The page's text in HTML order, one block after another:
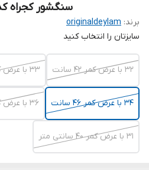
سنگشور کجراه کد
برند: originaldeylam
سایزتان را انتخاب کنید
۳۲ با عرض کمر ۴۲ سانت ۳۳ با عرض کمر ۴۴ سانت
۳۴ با عرض کمر ۴۶ سانت ۳۶ با عرض کمر ۴۸ سانتی متر
31 با عرض کمر ۴۰ سانتی متر